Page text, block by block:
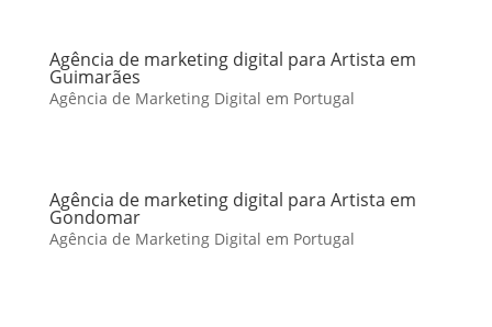
Agência de marketing digital para Artista em
Guimarães
Agência de Marketing Digital em Portugal
Agência de marketing digital para Artista em
Gondomar
Agência de Marketing Digital em Portugal